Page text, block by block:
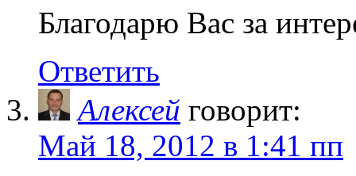
Благодарю Вас за
Ответить
Алексей говорит:
Май 18, 2012 в 1:41 пп